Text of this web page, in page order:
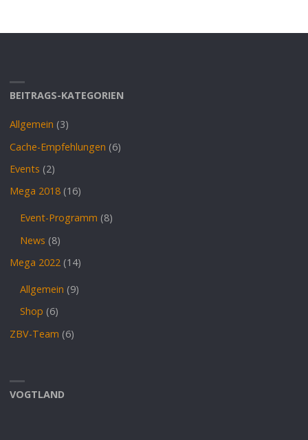
BEITRAGS-KATEGORIEN
Allgemein (3)
Cache-Empfehlungen (6)
Events (2)
Mega 2018 (16)
Event-Programm (8)
News (8)
Mega 2022 (14)
Allgemein (9)
Shop (6)
ZBV-Team (6)
VOGTLAND